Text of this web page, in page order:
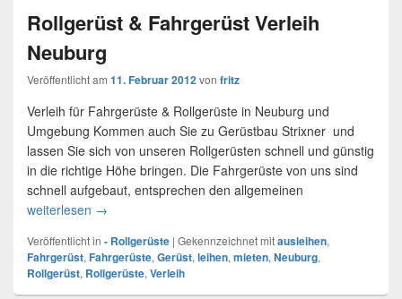
Rollgerüst & Fahrgerüst Verleih
Neuburg
Veröffentlicht am 11. Februar 2012von fritz
Verleih für Fahrgerüste & Rollgerüste in Neuburg und
Umgebung Kommen auch Sie zu Gerüstbau Strixner und
lassen Sie sich von unseren Rollgerüsten schnell und günstig
in die richtige Höhe bringen. Die Fahrgerüste von uns sind
schnell aufgebaut, entsprechen den allgemeinen
weiterlesen Rollgerüst & Fahrgerüst Verleih Neuburg
→
Veröffentlicht in - Rollgerüste | Gekennzeichnet mitausleihen,
Fahrgerüst, Fahrgerüste, Gerüst, leihen, mieten, Neuburg,
Rollgerüst, Rollgerüste, Verleih